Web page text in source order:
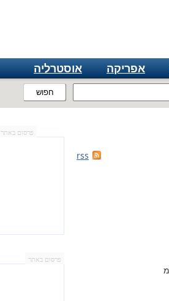
חפוש
אפריקה אוסטרליה
rss
פרסום באתר
פרסום באתר